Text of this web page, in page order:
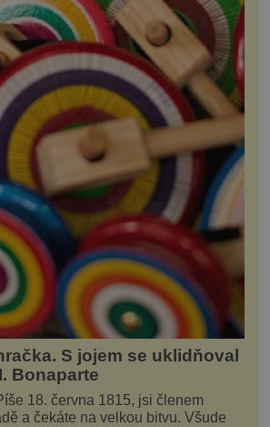
S jojem se uklidňoval
Bonaparte
18. června 1815, jsi členem
a čekáte na velkou bitvu. Všude